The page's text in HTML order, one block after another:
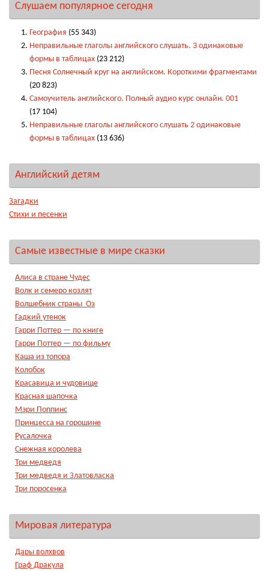
Слушаем популярное сегодня
География (55 343)
Неправильные глаголы английского слушать. 3 одинаковые
формы в таблицах (23 212)
Песня Солнечный круг на английском. Короткими фрагментами
(20 823)
Самоучитель английского. Полный аудио курс онлайн. 001
(17 104)
Неправильные глаголы английского слушать 2 одинаковые
формы в таблицах (13 636)
Английский детям
Загадки
Стихи и песенки
Самые известные в мире сказки
Алиса в стране Чудес
Волк и семеро козлят
Волшебник страны Оз
Гадкий утенок
Гарри Поттер — по книге
Гарри Поттер — по фильму
Каша из топора
Колобок
Красавица и чудовище
Красная шапочка
Мэри Поппинс
Принцесса на горошине
Русалочка
Снежная королева
Три медведя
Три медведя и Златовласка
Три поросенка
Мировая литература
Дары волхвов
Граф Дракула